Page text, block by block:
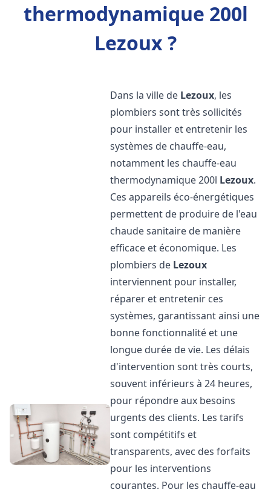
thermodynamique 200l
Lezoux ?
Dans la ville de Lezoux, les
plombiers sont très sollicités
pour installer et entretenir les
systèmes de chauffe-eau,
notamment les chauffe-eau
thermodynamique 200l Lezoux.
Ces appareils éco-énergétiques
permettent de produire de l'eau
chaude sanitaire de manière
efficace et économique. Les
plombiers de Lezoux
interviennent pour installer,
réparer et entretenir ces
systèmes, garantissant ainsi une
bonne fonctionnalité et une
longue durée de vie. Les délais
d'intervention sont très courts,
souvent inférieurs à 24 heures,
pour répondre aux besoins
urgents des clients. Les tarifs
sont compétitifs et
transparents, avec des forfaits
pour les interventions
courantes. Pour les chauffe-eau